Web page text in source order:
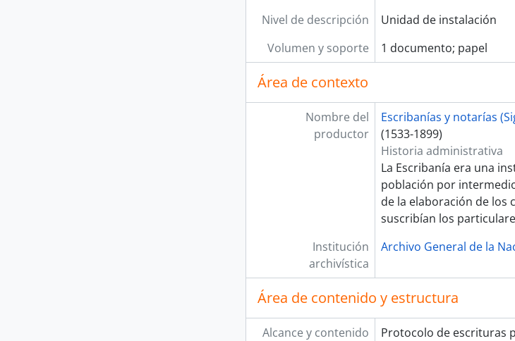
Nivel de descripción
Unidad de instalación
Volumen y soporte
1 documento; papel
Área de contexto
Nombre del
productor
Escribanías y notarías
(1533-1899)
Historia administrativa
La Escribanía era una
población por
de la elaboración de los
suscribían los
Institución
archivística
Archivo General de la
Área de contenido y estructura
Alcance y contenido
Protocolo de escrituras